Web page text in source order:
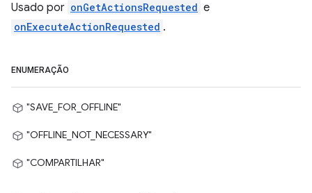
Usado por onGetActionsRequested e
onExecuteActionRequested .
ENUMERAÇÃO
"SAVE_FOR_OFFLINE"
"OFFLINE_NOT_NECESSARY"
"COMPARTILHAR"